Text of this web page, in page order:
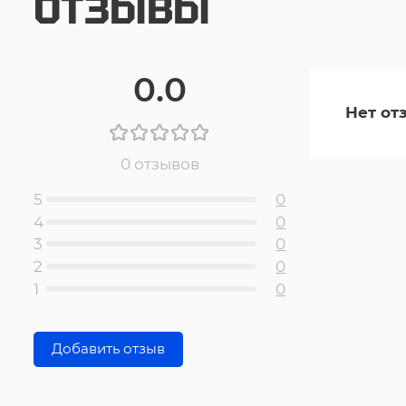
0.0
0 отзывов
5
0
4
0
3
0
2
0
1
0
Добавить отзыв
Нет